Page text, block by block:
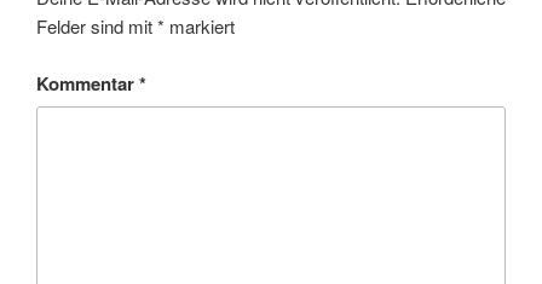
Felder sind mit* markiert
Kommentar*